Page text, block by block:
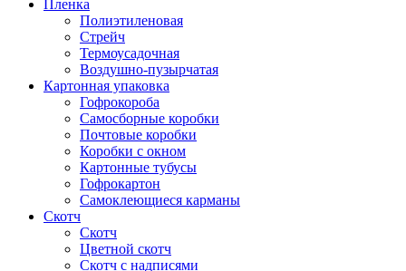
Пленка
Полиэтиленовая
Стрейч
Термоусадочная
Воздушно-пузырчатая
Картонная упаковка
Гофрокороба
Самосборные коробки
Почтовые коробки
Коробки с окном
Картонные тубусы
Гофрокартон
Самоклеющиеся карманы
Скотч
Скотч
Цветной скотч
Скотч с надписями